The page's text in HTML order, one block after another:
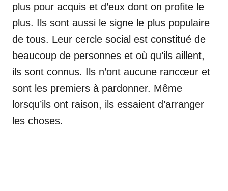
plus pour acquis et d’eux dont on profite le
plus. Ils sont aussi le signe le plus populaire
de tous. Leur cercle social est constitué de
beaucoup de personnes et où qu’ils aillent,
ils sont connus. Ils n’ont aucune rancœur et
sont les premiers à pardonner. Même
lorsqu’ils ont raison, ils essaient d’arranger
les choses.